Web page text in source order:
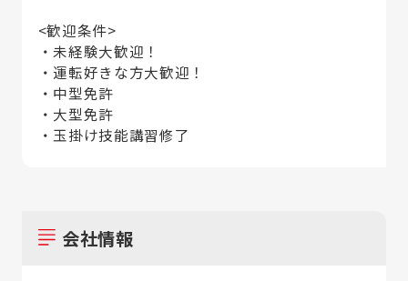
<歓迎条件>
・未経験大歓迎！
・運転好きな方大歓迎！
・中型免許
・大型免許
・玉掛け技能講習修了
会社情報